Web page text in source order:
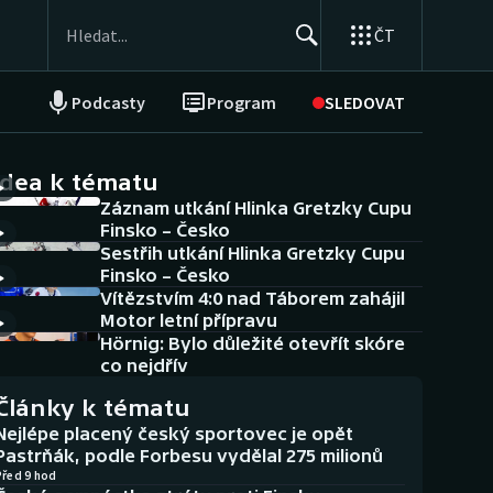
ČT
Podcasty Program SLEDOVAT
NEPŘEHLÉDNĚTE
Historické návraty
Aplikace ČT sport
AZ kvíz
k tématu
Záznam utkání Hlinka Gretzky Cupu
Finsko – Česko
Sestřih utkání Hlinka Gretzky Cupu
Finsko – Česko
Vítězstvím 4:0 nad Táborem zahájil
Motor letní přípravu
Hörnig: Bylo důležité otevřít skóre
co nejdřív
k tématu
placený český sportovec je opět
podle Forbesu vydělal 275 milionů
9 hod